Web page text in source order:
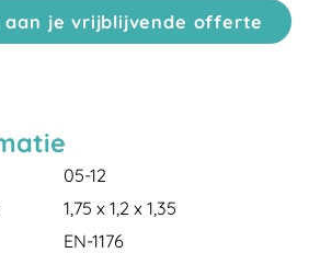
aan je vrijblijvende offerte
05-12
1,75 x 1,2 x 1,35
EN-1176